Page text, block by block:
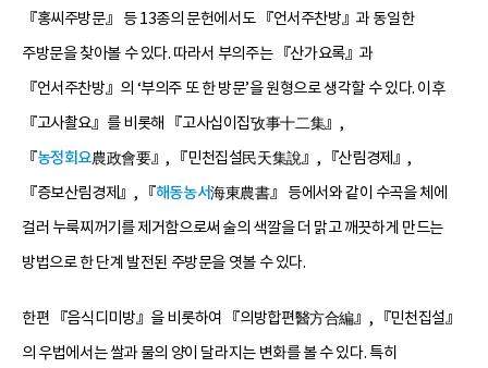
『홍씨주방문』 등 13종의 문헌에서도 『언서주찬방』과 동일한
주방문을 찾아볼 수 있다. 따라서 부의주는 『산가요록』과
『언서주찬방』의 ‘부의주 또 한 방문’을 원형으로 생각할 수 있다. 이후
『고사촬요』를 비롯해 『고사십이집攷事十二集』,
『농정회요農政會要』, 『민천집설民天集說』, 『산림경제』,
『증보산림경제』, 『해동농서海東農書』 등에서와 같이 수곡을 체에
걸러 누룩찌꺼기를 제거함으로써 술의 색깔을 더 맑고 깨끗하게 만드는
방법으로 한 단계 발전된 주방문을 엿볼 수 있다.
한편 『음식디미방』을 비롯하여 『의방합편醫方合編』, 『민천집설』
의 우법에서는 쌀과 물의 양이 달라지는 변화를 볼 수 있다. 특히